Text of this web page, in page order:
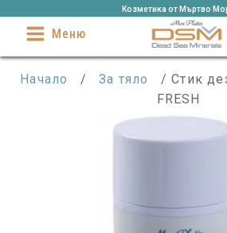
Козметика от Mъртво
Меню
Начало / За тяло
/ Стик
FRESH